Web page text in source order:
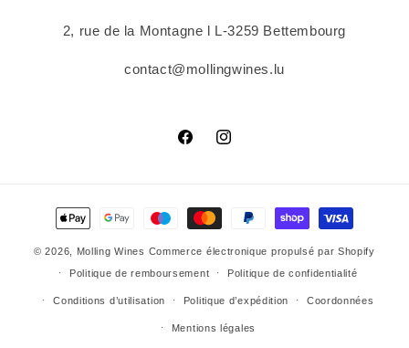
2, rue de la Montagne l L-3259 Bettembourg
contact@mollingwines.lu
FacebookInstagram
Moyens
de
paiement
© 2026, Molling Wines Commerce électronique propulsé par Shopify
Politique de remboursement
Politique de confidentialité
Conditions d’utilisation Politique d’expédition Coordonnées
Mentions légales